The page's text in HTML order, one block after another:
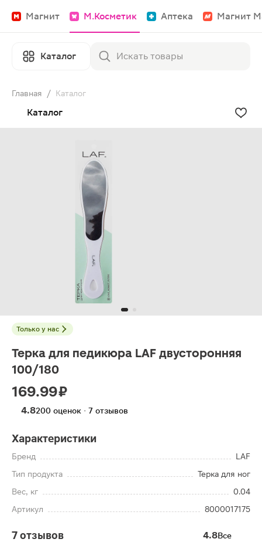
Магнит М.Косметик Аптека Магнит
Каталог
Главная / Каталог
Каталог
Только у нас
Терка для педикюра LAF двусторонняя
100/180
169.99 ₽
4.8200 оценок · 7 отзывов
Характеристики
Бренд
LAF
Тип продукта
Терка для ног
Вес, кг
0.04
Артикул
8000017175
7 отзывов 4.8Все